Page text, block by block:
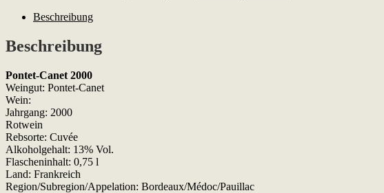
MengeBeschreibung
Beschreibung
Pontet-Canet 2000
Weingut: Pontet-Canet
Wein:
Jahrgang: 2000
Rotwein
Rebsorte: Cuvée
Alkoholgehalt: 13% Vol.
Flascheninhalt: 0,75 l
Land: Frankreich
Region/Subregion/Appelation: Bordeaux/Médoc/Pauillac